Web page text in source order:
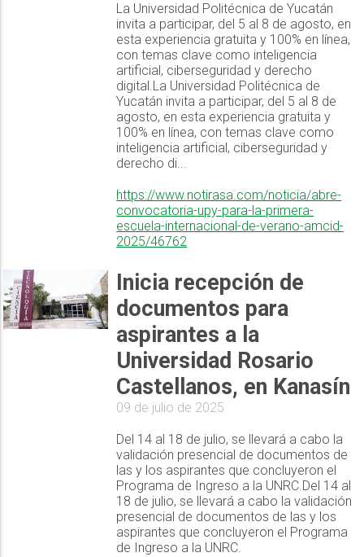
La Universidad Politécnica de Yucatán
invita a participar, del 5 al 8 de agosto, en
esta experiencia gratuita y 100% en línea,
con temas clave como inteligencia
artificial, ciberseguridad y derecho
digital.La Universidad Politécnica de
Yucatán invita a participar, del 5 al 8 de
agosto, en esta experiencia gratuita y
100% en línea, con temas clave como
inteligencia artificial, ciberseguridad y
derecho di...
https://www.notirasa.com/noticia/abre-
convocatoria-upy-para-la-primera-
escuela-internacional-de-verano-amcid-
2025/46762
Inicia recepción de
documentos para
aspirantes a la
Universidad Rosario
Castellanos, en Kanasín
09 de julio de 2025
Del 14 al 18 de julio, se llevará a cabo la
validación presencial de documentos de
las y los aspirantes que concluyeron el
Programa de Ingreso a la UNRC.Del 14 al
18 de julio, se llevará a cabo la validación
presencial de documentos de las y los
aspirantes que concluyeron el Programa
de Ingreso a la UNRC.